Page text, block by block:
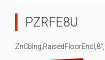
PZRFE8U